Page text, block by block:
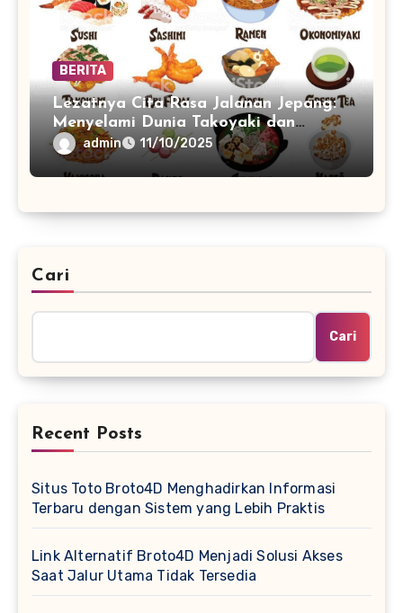
BERITA
Lezatnya Cita Rasa Jalanan Jepang:
Menyelami Dunia Takoyaki dan
Okonomiyaki
admin 11/10/2025
Cari
Cari
Recent Posts
Situs Toto Broto4D Menghadirkan Informasi
Terbaru dengan Sistem yang Lebih Praktis
Link Alternatif Broto4D Menjadi Solusi Akses
Saat Jalur Utama Tidak Tersedia